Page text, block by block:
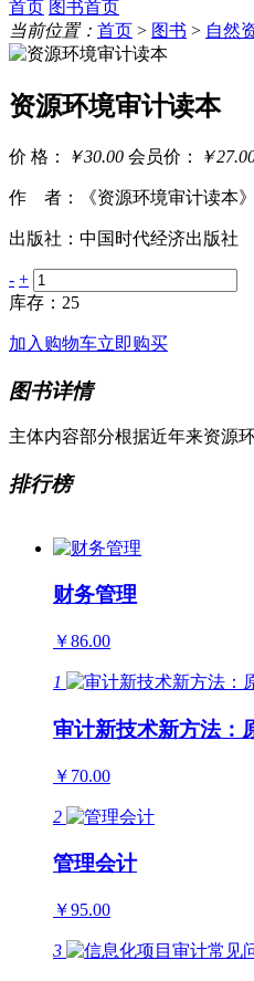
首页 图书首页
当前位置： 首页 > 图书 > 自然
资源环境审计读本
价 格： ￥30.00 会员价： ￥
作 者：《资源环境审计读本
出版社：中国时代经济出版社
- +
库存：25
加入购物车立即购买
图书详情
主体内容部分根据近年来资源
排行榜
财务管理
￥86.00
1
审计新技术新方法：
￥70.00
2
管理会计
￥95.00
3